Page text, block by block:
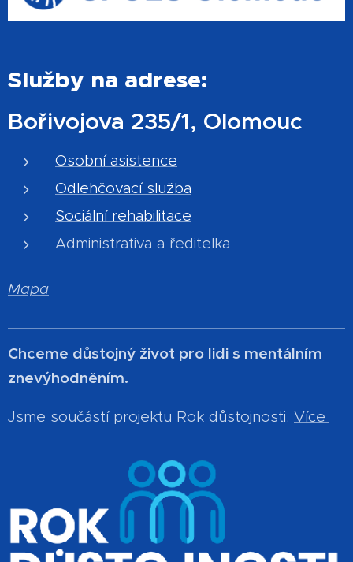
Služby na adrese:
Bořivojova 235/1, Olomouc
Osobní asistence
Odlehčovací služba
Sociální rehabilitace
Administrativa a ředitelka
Mapa
Chceme důstojný život pro lidi s mentálním
znevýhodněním.
Jsme součástí projektu Rok důstojnosti. Více